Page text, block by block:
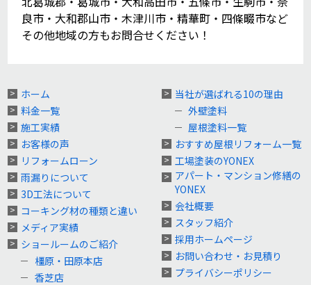
良市・大和郡山市・木津川市・精華町・四條畷市など
その他地域の方もお問合せください！
ホーム
料金一覧
施工実績
お客様の声
リフォームローン
雨漏りについて
3D工法について
コーキング材の種類と違い
メディア実績
ショールームのご紹介
橿原・田原本店
香芝店
当社が選ばれる10の理由
外壁塗料
屋根塗料一覧
おすすめ屋根リフォーム一覧
工場塗装のYONEX
アパート・マンション修繕の
YONEX
会社概要
スタッフ紹介
採用ホームページ
お問い合わせ・お見積り
プライバシーポリシー